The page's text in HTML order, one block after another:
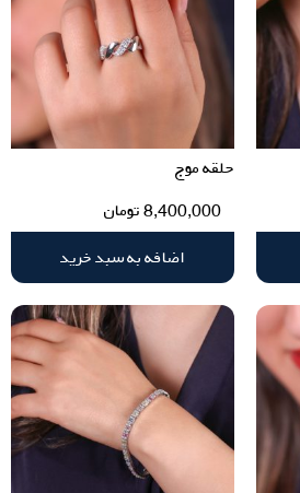
حلقه موج
8,400,000تومان
اضافه به سبد خرید